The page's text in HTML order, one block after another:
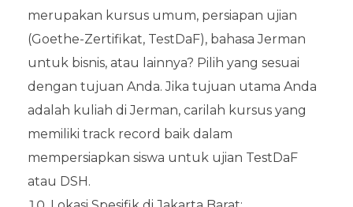
merupakan kursus umum, persiapan ujian
(Goethe-Zertifikat, TestDaF), bahasa Jerman
untuk bisnis, atau lainnya? Pilih yang sesuai
dengan tujuan Anda. Jika tujuan utama Anda
adalah kuliah di Jerman, carilah kursus yang
memiliki track record baik dalam
mempersiapkan siswa untuk ujian TestDaF
atau DSH.